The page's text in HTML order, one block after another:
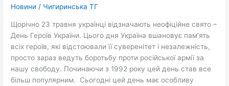
Новини / Чигиринська ТГ
Щорічно 23 травня українці відзначають неофіційне свято –
День Героїв України. Цього дня Україна вшановує пам’ять
всіх героїв, які відстоювали її суверенітет і незалежність,
просто зараз ведуть боротьбу проти російської армії за
нашу свободу. Починаючи з 1992 року цей день став все
більш популярним. Сьогодні цей день має особливу
України